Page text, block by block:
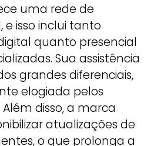
uma rede de
isso inclui tanto
quanto presencial
Sua assistência
grandes diferenciais,
elogiada pelos
disso, a marca
atualizações de
o que prolonga a